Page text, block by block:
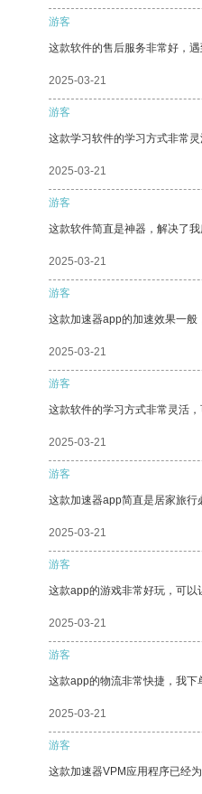
游客
这款软件的售后服务非常好，遇
2025-03-21
游客
这款学习软件的学习方式非常
2025-03-21
游客
这款软件简直是神器，解决了我
2025-03-21
游客
这款加速器app的加速效果一般
2025-03-21
游客
这款软件的学习方式非常灵活
2025-03-21
游客
这款加速器app简直是居家旅行
2025-03-21
游客
这款app的游戏非常好玩，可以
2025-03-21
游客
这款app的物流非常快捷，我下
2025-03-21
游客
这款加速器VPM应用程序已经